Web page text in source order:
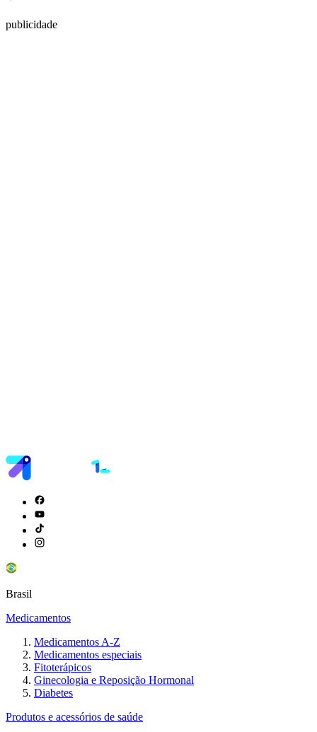
publicidade
Brasil
Medicamentos
Medicamentos A-Z
Medicamentos especiais
Fitoterápicos
Ginecologia e Reposição Hormonal
Diabetes
Produtos e acessórios de saúde